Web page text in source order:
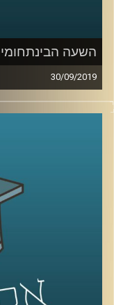
השעה
30/09/2019
המדיות השונות
זוהי בדיוק
סמי עופר
בשעה שבהחלט
חינוך מיני
כיצד סדרות